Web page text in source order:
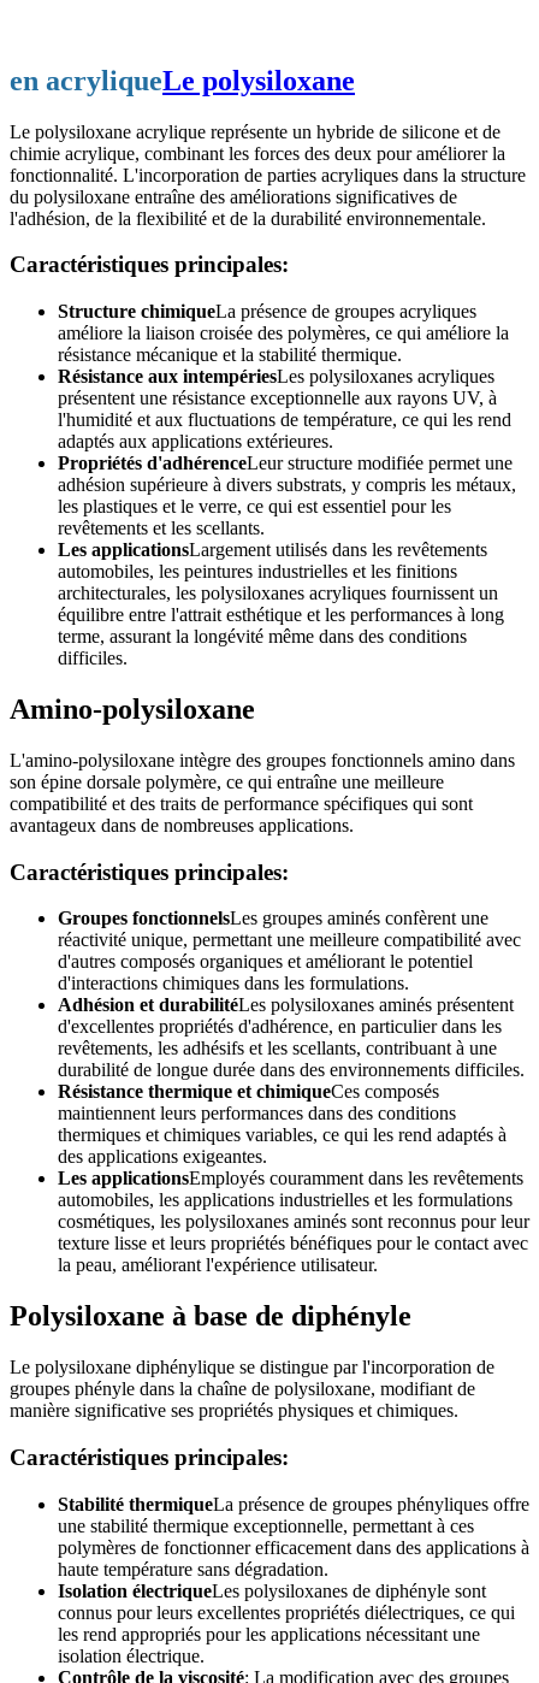
en acryliqueLe polysiloxane
Le polysiloxane acrylique représente un hybride de silicone et de
chimie acrylique, combinant les forces des deux pour améliorer la
fonctionnalité. L'incorporation de parties acryliques dans la structure
du polysiloxane entraîne des améliorations significatives de
l'adhésion, de la flexibilité et de la durabilité environnementale.
Caractéristiques principales:
Structure chimiqueLa présence de groupes acryliques
améliore la liaison croisée des polymères, ce qui améliore la
résistance mécanique et la stabilité thermique.
Résistance aux intempériesLes polysiloxanes acryliques
présentent une résistance exceptionnelle aux rayons UV, à
l'humidité et aux fluctuations de température, ce qui les rend
adaptés aux applications extérieures.
Propriétés d'adhérenceLeur structure modifiée permet une
adhésion supérieure à divers substrats, y compris les métaux,
les plastiques et le verre, ce qui est essentiel pour les
revêtements et les scellants.
Les applicationsLargement utilisés dans les revêtements
automobiles, les peintures industrielles et les finitions
architecturales, les polysiloxanes acryliques fournissent un
équilibre entre l'attrait esthétique et les performances à long
terme, assurant la longévité même dans des conditions
difficiles.
Amino-polysiloxane
L'amino-polysiloxane intègre des groupes fonctionnels amino dans
son épine dorsale polymère, ce qui entraîne une meilleure
compatibilité et des traits de performance spécifiques qui sont
avantageux dans de nombreuses applications.
Caractéristiques principales:
Groupes fonctionnelsLes groupes aminés confèrent une
réactivité unique, permettant une meilleure compatibilité avec
d'autres composés organiques et améliorant le potentiel
d'interactions chimiques dans les formulations.
Adhésion et durabilitéLes polysiloxanes aminés présentent
d'excellentes propriétés d'adhérence, en particulier dans les
revêtements, les adhésifs et les scellants, contribuant à une
durabilité de longue durée dans des environnements difficiles.
Résistance thermique et chimiqueCes composés
maintiennent leurs performances dans des conditions
thermiques et chimiques variables, ce qui les rend adaptés à
des applications exigeantes.
Les applicationsEmployés couramment dans les revêtements
automobiles, les applications industrielles et les formulations
cosmétiques, les polysiloxanes aminés sont reconnus pour leur
texture lisse et leurs propriétés bénéfiques pour le contact avec
la peau, améliorant l'expérience utilisateur.
Polysiloxane à base de diphényle
Le polysiloxane diphénylique se distingue par l'incorporation de
groupes phényle dans la chaîne de polysiloxane, modifiant de
manière significative ses propriétés physiques et chimiques.
Caractéristiques principales:
Stabilité thermiqueLa présence de groupes phényliques offre
une stabilité thermique exceptionnelle, permettant à ces
polymères de fonctionner efficacement dans des applications à
haute température sans dégradation.
Isolation électriqueLes polysiloxanes de diphényle sont
connus pour leurs excellentes propriétés diélectriques, ce qui
les rend appropriés pour les applications nécessitant une
isolation électrique.
Contrôle de la viscosité: La modification avec des groupes